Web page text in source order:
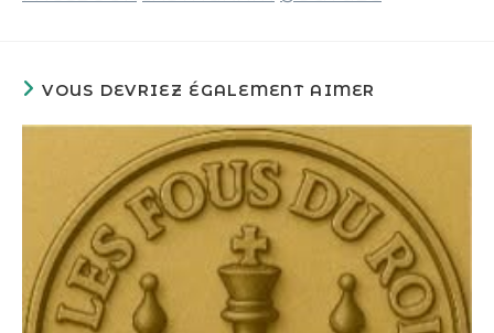
VOUS DEVRIEZ ÉGALEMENT AIMER